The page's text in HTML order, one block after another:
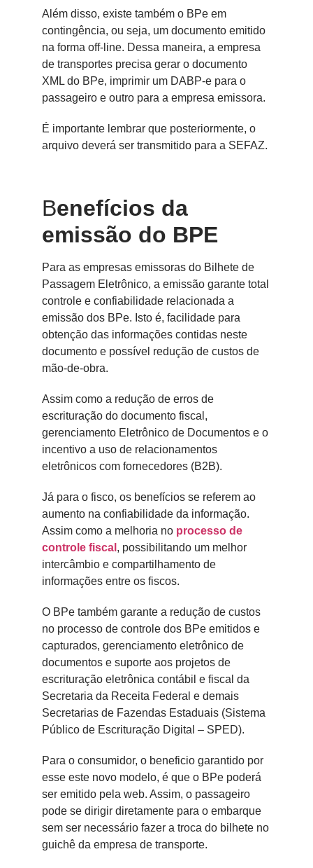
Além disso, existe também o BPe em
contingência, ou seja, um documento emitido
na forma off-line. Dessa maneira, a empresa
de transportes precisa gerar o documento
XML do BPe, imprimir um DABP-e para o
passageiro e outro para a empresa emissora.
É importante lembrar que posteriormente, o
arquivo deverá ser transmitido para a SEFAZ.
Benefícios da
emissão do BPE
Para as empresas emissoras do Bilhete de
Passagem Eletrônico, a emissão garante total
controle e confiabilidade relacionada a
emissão dos BPe. Isto é, facilidade para
obtenção das informações contidas neste
documento e possível redução de custos de
mão-de-obra.
Assim como a redução de erros de
escrituração do documento fiscal,
gerenciamento Eletrônico de Documentos e o
incentivo a uso de relacionamentos
eletrônicos com fornecedores (B2B).
Já para o fisco, os benefícios se referem ao
aumento na confiabilidade da informação.
Assim como a melhoria no processo de
controle fiscal , possibilitando um melhor
intercâmbio e compartilhamento de
informações entre os fiscos.
O BPe também garante a redução de custos
no processo de controle dos BPe emitidos e
capturados, gerenciamento eletrônico de
documentos e suporte aos projetos de
escrituração eletrônica contábil e fiscal da
Secretaria da Receita Federal e demais
Secretarias de Fazendas Estaduais (Sistema
Público de Escrituração Digital – SPED).
Para o consumidor, o beneficio garantido por
esse este novo modelo, é que o BPe poderá
ser emitido pela web. Assim, o passageiro
pode se dirigir diretamente para o embarque
sem ser necessário fazer a troca do bilhete no
guichê da empresa de transporte.